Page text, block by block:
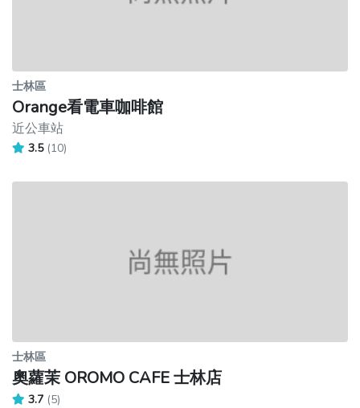
士林區
Orange看電車咖啡館
近公車站
3.5 (10)
士林區
奧蘿茉 OROMO CAFE 士林店
3.7 (5)